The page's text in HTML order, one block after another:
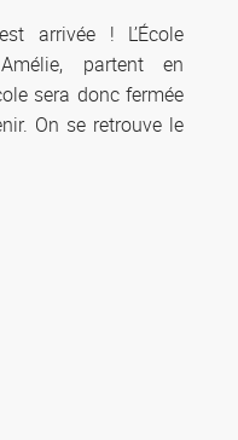
arrivée ! L’École
partent en
sera donc fermée
On se retrouve le